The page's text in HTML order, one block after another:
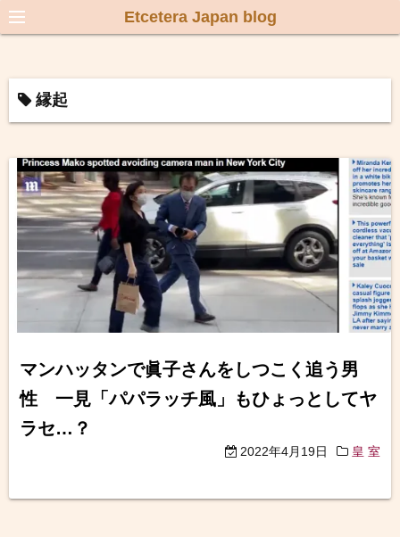
Etcetera Japan blog
縁起
マンハッタンで眞子さんをしつこく追う男
性 一見「パパラッチ風」もひょっとしてヤ
ラセ…？
2022年4月19日 皇 室